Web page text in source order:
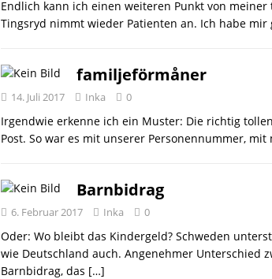
Endlich kann ich einen weiteren Punkt von
Tingsryd nimmt wieder Patienten an. Ich habe
familjeförmåner
14. Juli 2017 Inka 0
Irgendwie erkenne ich ein Muster: Die richtig
Post. So war es mit unserer Personennummer, mit
Barnbidrag
6. Februar 2017 Inka 0
Oder: Wo bleibt das Kindergeld? Schweden
wie Deutschland auch. Angenehmer Unterschied
Barnbidrag, das […]